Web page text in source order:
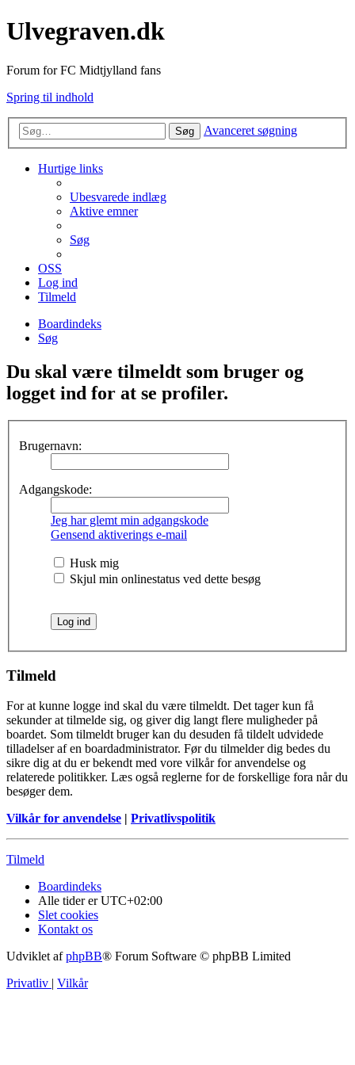
Ulvegraven.dk
Forum for FC Midtjylland fans
Spring til indhold
Søg Avanceret søgning
Hurtige links
Ubesvarede indlæg
Aktive emner
Søg
OSS
Log ind
Tilmeld
Boardindeks
Søg
Du skal være tilmeldt som bruger og
logget ind for at se profiler.
Brugernavn:
Adgangskode:
Jeg har glemt min adgangskode
Gensend aktiverings e-mail
Husk mig
Skjul min onlinestatus ved dette besøg
Tilmeld
For at kunne logge ind skal du være tilmeldt. Det tager kun få
sekunder at tilmelde sig, og giver dig langt flere muligheder på
boardet. Som tilmeldt bruger kan du desuden få tildelt udvidede
tilladelser af en boardadministrator. Før du tilmelder dig bedes du
sikre dig at du er bekendt med vore vilkår for anvendelse og
relaterede politikker. Læs også reglerne for de forskellige fora når du
besøger dem.
Vilkår for anvendelse | Privatlivspolitik
Tilmeld
Boardindeks
Alle tider erUTC+02:00
Slet cookies
Kontakt os
Udviklet afphpBB® Forum Software © phpBB Limited
Privatliv | Vilkår